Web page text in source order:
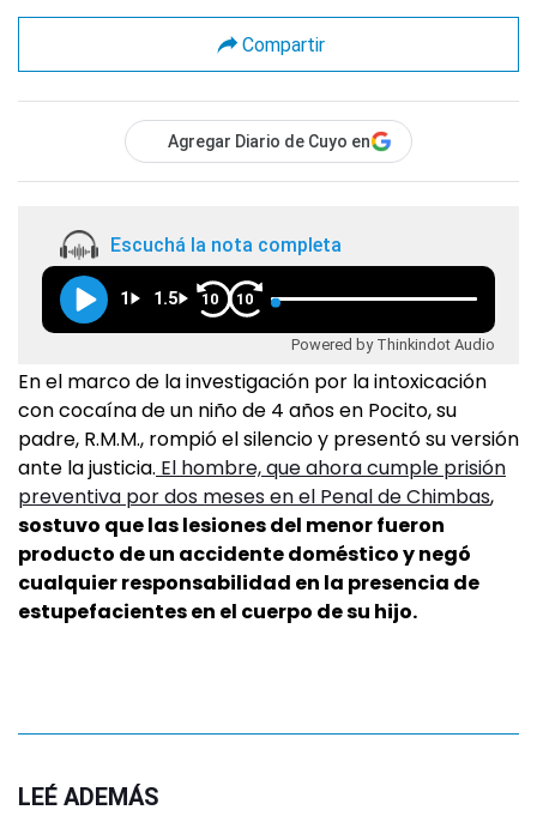
Compartir
Agregar Diario de Cuyo en
Escuchá la nota completa
1 1.5 10 10
Powered by Thinkindot Audio
En el marco de la investigación por la intoxicación
con cocaína de un niño de 4 años en Pocito, su
padre, R.M.M., rompió el silencio y presentó su versión
ante la justicia. El hombre, que ahora cumple prisión
preventiva por dos meses en el Penal de Chimbas,
sostuvo que las lesiones del menor fueron
producto de un accidente doméstico y negó
cualquier responsabilidad en la presencia de
estupefacientes en el cuerpo de su hijo.
LEÉ ADEMÁS